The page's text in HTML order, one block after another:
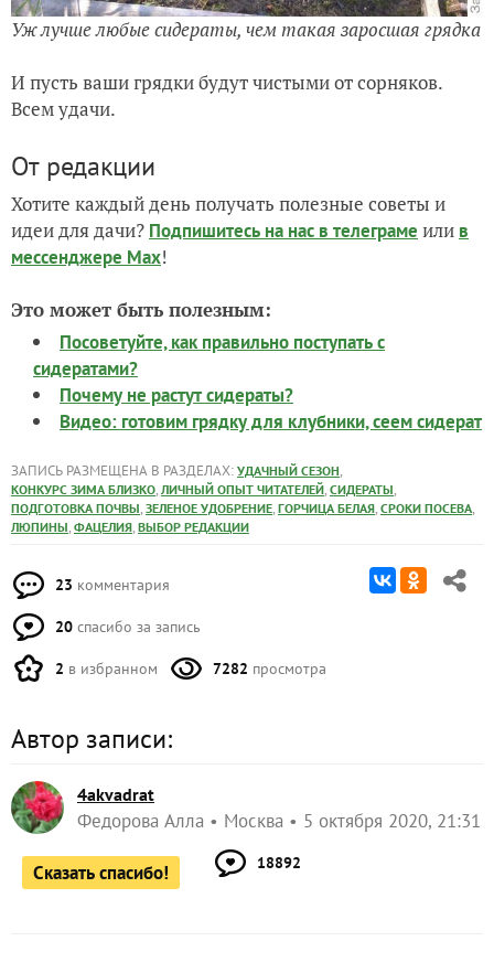
Уж лучше любые сидераты, чем такая заросшая грядка
И пусть ваши грядки будут чистыми от сорняков.
Всем удачи.
От редакции
Хотите каждый день получать полезные советы и
идеи для дачи? Подпишитесь на нас в телеграме или в
мессенджере Max!
Это может быть полезным:
Посоветуйте, как правильно поступать с
сидератами?
Почему не растут сидераты?
Видео: готовим грядку для клубники, сеем сидерат
ЗАПИСЬ РАЗМЕЩЕНА В РАЗДЕЛАХ: УДАЧНЫЙ СЕЗОН,
КОНКУРС ЗИМА БЛИЗКО, ЛИЧНЫЙ ОПЫТ ЧИТАТЕЛЕЙ, СИДЕРАТЫ,
ПОДГОТОВКА ПОЧВЫ, ЗЕЛЕНОЕ УДОБРЕНИЕ, ГОРЧИЦА БЕЛАЯ, СРОКИ ПОСЕВА,
ЛЮПИНЫ, ФАЦЕЛИЯ, ВЫБОР РЕДАКЦИИ
23 комментария
20 спасибо за запись
2 в избранном 7282 просмотра
Автор записи:
4akvadrat
Федорова Алла Москва 5 октября 2020, 21:31
Сказать спасибо! 18892